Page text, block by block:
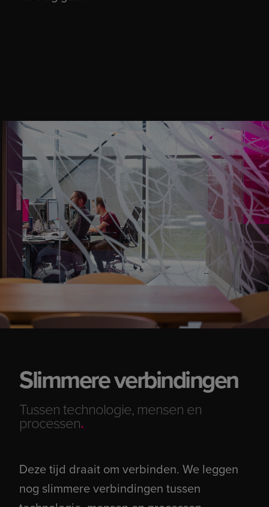
Slimmere verbindingen
Tussen technologie, mensen en
processen.
Deze tijd draait om verbinden. We leggen
nog slimmere verbindingen tussen